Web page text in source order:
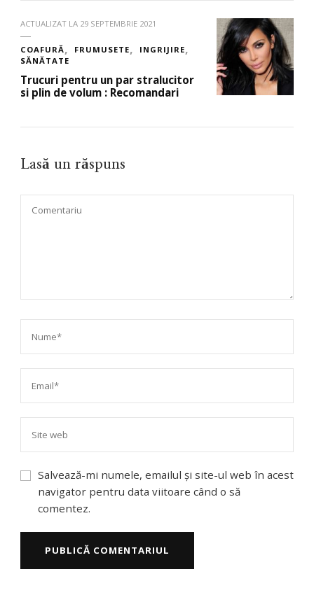
ACTUALIZAT LA 29 SEPTEMBRIE 2021
COAFURĂ FRUMUSETE
INGRIJIRE
SĂNĂTATE
Trucuri pentru un par stralucitor
si plin de volum : Recomandari
Lasă un răspuns
Salvează-mi numele, emailul și site-ul web în acest
navigator pentru data viitoare când o să
comentez.